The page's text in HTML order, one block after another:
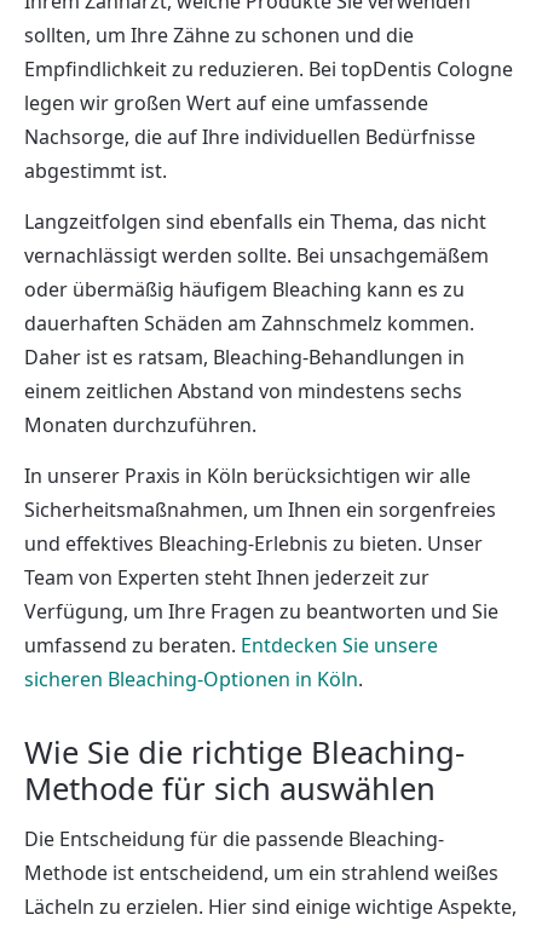
sollten, um Ihre Zähne zu schonen und die
Empfindlichkeit zu reduzieren. Bei topDentis Cologne
legen wir großen Wert auf eine umfassende
Nachsorge, die auf Ihre individuellen Bedürfnisse
abgestimmt ist.
Langzeitfolgen sind ebenfalls ein Thema, das nicht
vernachlässigt werden sollte. Bei unsachgemäßem
oder übermäßig häufigem Bleaching kann es zu
dauerhaften Schäden am Zahnschmelz kommen.
Daher ist es ratsam, Bleaching-Behandlungen in
einem zeitlichen Abstand von mindestens sechs
Monaten durchzuführen.
In unserer Praxis in Köln berücksichtigen wir alle
Sicherheitsmaßnahmen, um Ihnen ein sorgenfreies
und effektives Bleaching-Erlebnis zu bieten. Unser
Team von Experten steht Ihnen jederzeit zur
Verfügung, um Ihre Fragen zu beantworten und Sie
umfassend zu beraten. Entdecken Sie unsere
sicheren Bleaching-Optionen in Köln.
Wie Sie die richtige Bleaching-
Methode für sich auswählen
Die Entscheidung für die passende Bleaching-
Methode ist entscheidend, um ein strahlend weißes
Lächeln zu erzielen. Hier sind einige wichtige Aspekte,